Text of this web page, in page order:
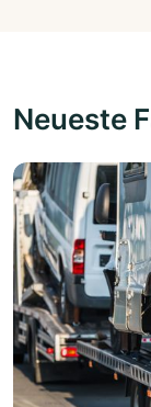
Neueste